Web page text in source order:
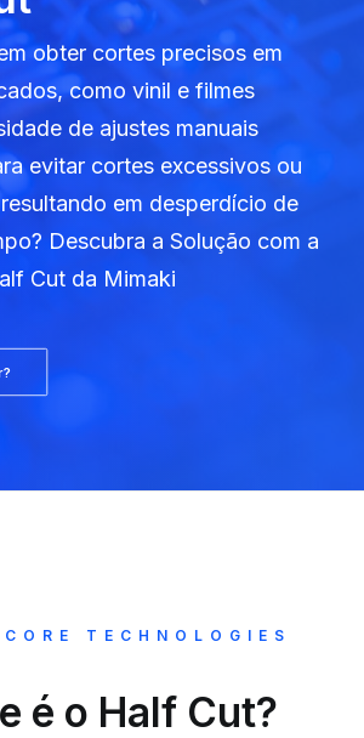
obter cortes precisos em
como vinil e filmes
de ajustes manuais
evitar cortes excessivos ou
em desperdício de
Descubra a Solução com a
Cut da Mimaki
TECHNOLOGIES
é o Half Cut?